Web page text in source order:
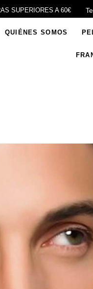
SUPERIORES A 60€
QUIÉNES SOMOS